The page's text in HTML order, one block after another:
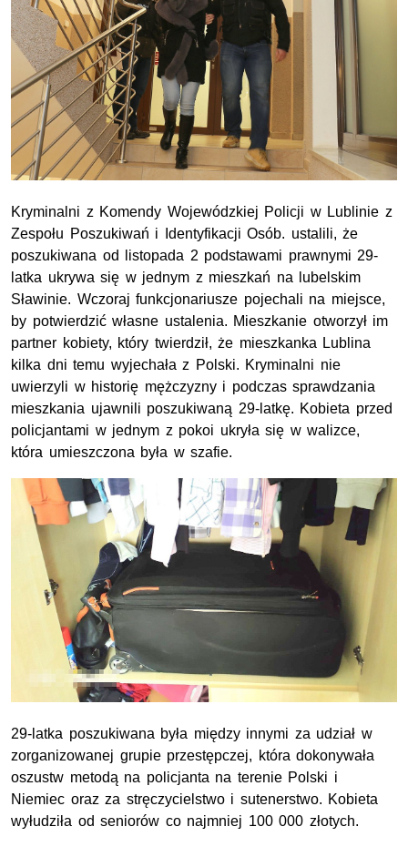
Kryminalni z Komendy Wojewódzkiej Policji w Lublinie z
Zespołu Poszukiwań i Identyfikacji Osób. ustalili, że
poszukiwana od listopada 2 podstawami prawnymi 29-
latka ukrywa się w jednym z mieszkań na lubelskim
Sławinie. Wczoraj funkcjonariusze pojechali na miejsce,
by potwierdzić własne ustalenia. Mieszkanie otworzył im
partner kobiety, który twierdził, że mieszkanka Lublina
kilka dni temu wyjechała z Polski. Kryminalni nie
uwierzyli w historię mężczyzny i podczas sprawdzania
mieszkania ujawnili poszukiwaną 29-latkę. Kobieta przed
policjantami w jednym z pokoi ukryła się w walizce,
która umieszczona była w szafie.
29-latka poszukiwana była między innymi za udział w
zorganizowanej grupie przestępczej, która dokonywała
oszustw metodą na policjanta na terenie Polski i
Niemiec oraz za stręczycielstwo i sutenerstwo. Kobieta
wyłudziła od seniorów co najmniej 100 000 złotych.